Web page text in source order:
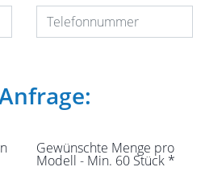
Gewünschte Menge pro
Modell - Min. 60 Stück *